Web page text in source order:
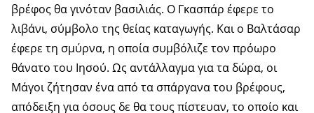
βρέφος θα γινόταν βασιλιάς. Ο Γκασπάρ έφερε το
λιβάνι, σύμβολο της θείας καταγωγής. Και ο Βαλτάσαρ
έφερε τη σμύρνα, η οποία συμβόλιζε τον πρόωρο
θάνατο του Ιησού. Ως αντάλλαγμα για τα δώρα, οι
Μάγοι ζήτησαν ένα από τα σπάργανα του βρέφους,
απόδειξη για όσους δε θα τους πίστευαν, το οποίο και